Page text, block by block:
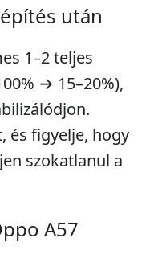
után
1–2 teljes
→ 15–20%),
és figyelje, hogy
szokatlanul a
A57